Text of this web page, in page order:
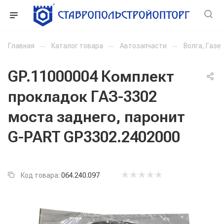
Главная — Каталог товара — Автозапчасти — Волга,
GP.11000004 Комплект
прокладок ГАЗ-3302
моста заднего, паронит
G-PART GP3302.2402000
Код товара: 064.240.097